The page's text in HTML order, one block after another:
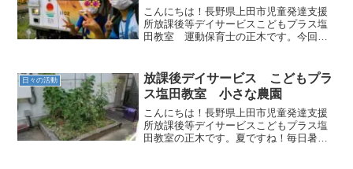
こんにちは！長野県上田市児童発達支援
所放課後等デイサービスこどもプラス塩
田教室 運動保育士の正木です。今回
ん達♪別所線大好きです！！！電車を見に
お散歩に出かけるお子さん...
日々の活動
放課後デイサービス こどもプラ
ス塩田教室 小さな農園
こんにちは！長野県上田市児童発達支援
所放課後等デイサービスこどもプラス塩
田教室の正木です。夏ですね！毎日暑い